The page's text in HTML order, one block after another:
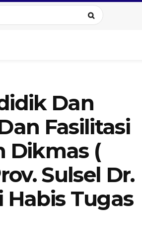
Dan
Fasilitasi
Dikmas (
Sulsel Dr.
Habis Tugas